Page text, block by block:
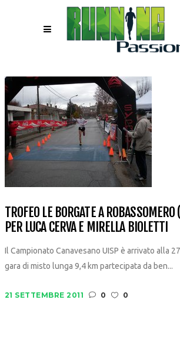
TROFEO LE BORGATE A
PER LUCA CERVA E MIRELLA BIOLETTI
Il Campionato Canavesano UISP è arrivato alla
gara di misto lunga 9,4 km partecipata da ben...
21 SETTEMBRE 2011 0 0